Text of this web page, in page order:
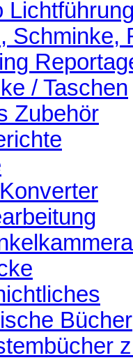
Schminke,
/ Taschen
Zubehör
Bücher